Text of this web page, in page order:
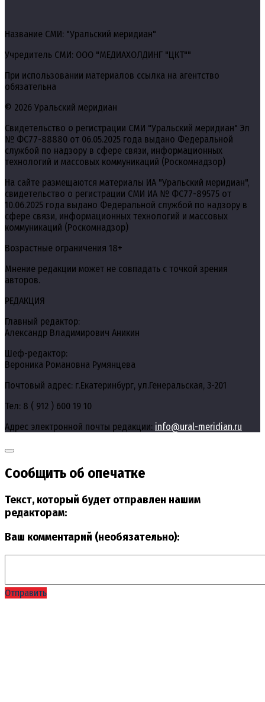
Название СМИ: "Уральский меридиан"
Учредитель СМИ: ООО "МЕДИАХОЛДИНГ "ЦКТ""
При использовании материалов ссылка на агентство
обязательна
© 2026 Уральский меридиан
Свидетельство о регистрации СМИ "Уральский меридиан" Эл
№ ФС77-88880 от 06.05.2025 года выдано Федеральной
службой по надзору в сфере связи, информационных
технологий и массовых коммуникаций (Роскомнадзор)
На сайте размещаются материалы ИА "Уральский меридиан",
свидетельство о регистрации СМИ ИА № ФС77-89575 от
10.06.2025 года выдано Федеральной службой по надзору в
сфере связи, информационных технологий и массовых
коммуникаций (Роскомнадзор)
Возрастные ограничения 18+
Мнение редакции может не совпадать с точкой зрения
авторов.
РЕДАКЦИЯ
Главный редактор:
Александр Владимирович Аникин
Шеф-редактор:
Вероника Романовна Румянцева
Почтовый адрес: г.Екатеринбург, ул.Генеральская, 3-201
Тел: 8 ( 912 ) 600 19 10
Адрес электронной почты редакции: info@ural-meridian.ru
Сообщить об опечатке
Текст, который будет отправлен нашим
редакторам:
Ваш комментарий (необязательно):
Отправить